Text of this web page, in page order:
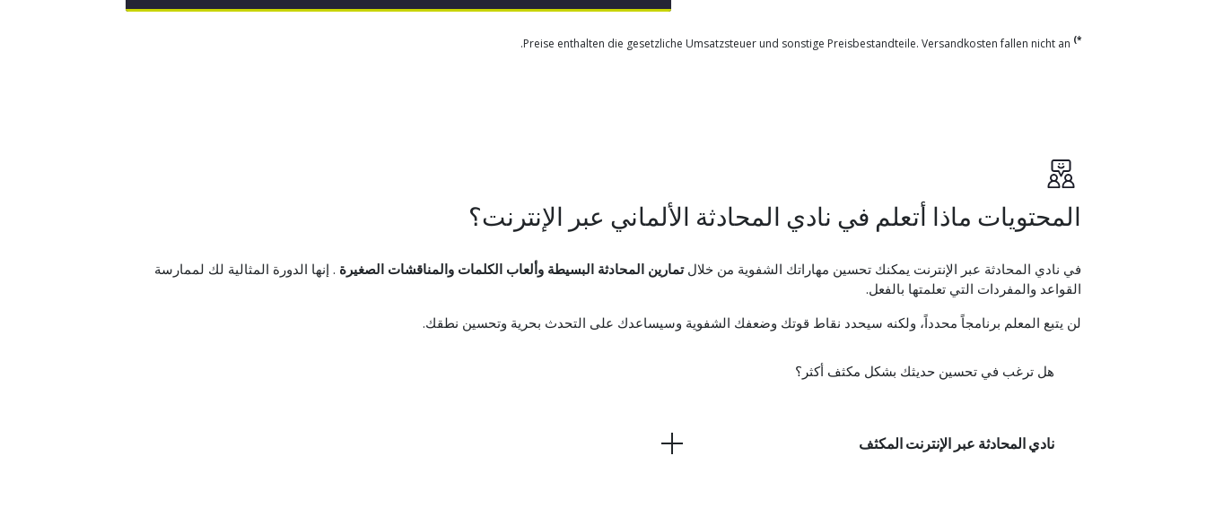
*)
المحتويات ماذا أتعلم في نادي المحادثة الألماني عبر الإنترنت؟
في نادي المحادثة عبر الإنترنت يمكنك تحسين مهاراتك الشفوية من خلالتمارين المحادثة البسيطة وألعاب الكلمات والمناقشات الصغيرة . إنها الدورة المثالية لك لممارسة
القواعد والمفردات التي تعلمتها بالفعل.
لن يتبع المعلم برنامجاً محدداً، ولكنه سيحدد نقاط قوتك وضعفك الشفوية وسيساعدك على التحدث بحرية وتحسين نطقك.
هل ترغب في تحسين حديثك بشكل مكثف أكثر؟
نادي المحادثة عبر الإنترنت المكثف